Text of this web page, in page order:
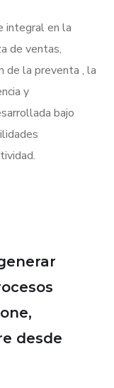
integral en la
de ventas,
de la preventa , la
y
bajo
desde